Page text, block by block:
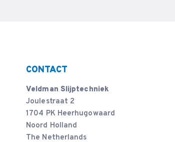
CONTACT
Veldman Slijptechniek
Joulestraat 2
1704 PK Heerhugowaard
Noord Holland
The Netherlands